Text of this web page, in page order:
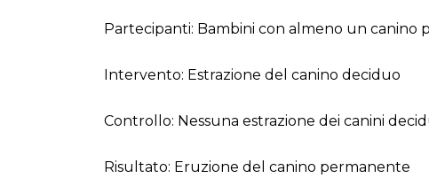
Partecipanti: Bambini con almeno un canino
Intervento: Estrazione del canino deciduo
Controllo: Nessuna estrazione dei canini
Risultato: Eruzione del canino permanente